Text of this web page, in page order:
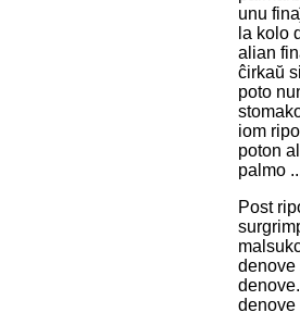
unu
la kolo
alian
ĉirkaŭ
poto
iom
poton
palmo
Post
denove
denove